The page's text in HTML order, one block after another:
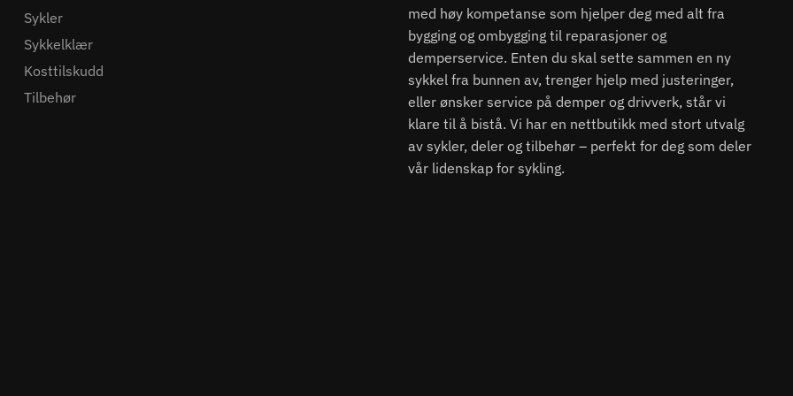
Sykler
Sykkelklær
Kosttilskudd
Tilbehør
med høy kompetanse som hjelper deg med alt fra
bygging og ombygging til reparasjoner og
demperservice. Enten du skal sette sammen en ny
sykkel fra bunnen av, trenger hjelp med justeringer,
eller ønsker service på demper og drivverk, står vi
klare til å bistå. Vi har en nettbutikk med stort utvalg
av sykler, deler og tilbehør – perfekt for deg som deler
vår lidenskap for sykling.